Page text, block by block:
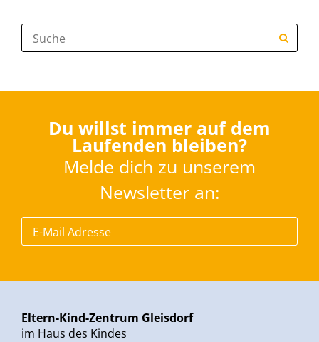
Suche:
Du willst immer auf dem
Laufenden bleiben?
Melde dich zu unserem
Newsletter an:
Eltern-Kind-Zentrum Gleisdorf
im Haus des Kindes